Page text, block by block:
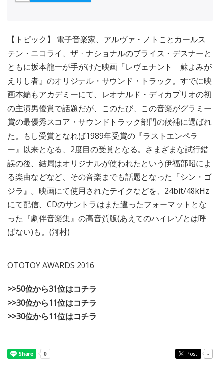
【トピック】 電子音楽家、アルヴァ・ノトことカールス
テン・ニコライ、ザ・ナショナルのブライス・デスナーと
ともに坂本龍一が手がけた映画『レヴェナント 蘇よみが
えりし者』のオリジナル・サウンド・トラック。すでに映
画本編もアカデミーにて、レオナルド・ディカプリオの初
の主演男優賞で話題だが、このたび、この音楽がグラミー
賞の最優秀スコア・サウンドトラック部門の候補に選ばれ
た。もし受賞となれば1989年受賞の『ラストエンペラ
ー』以来となる、2度目の受賞となる。さまざまな試行錯
誤の後、結局はオリジナルが使われたという伊福部昭によ
る楽曲などなど、その音楽までも話題となった『シン・ゴ
ジラ』。映画にて使用されたテイクなどを、24bit/48kHz
にて配信、CDのサントラはまた違ったフォーマットとな
った『劇伴音楽集』の高音質版(あえてのハイレゾとは呼
ばない)も。(河村)
OTOTOY AWARDS 2016
>>50位から31位はコチラ
>>30位から11位はコチラ
>>30位から11位はコチラ
Post -